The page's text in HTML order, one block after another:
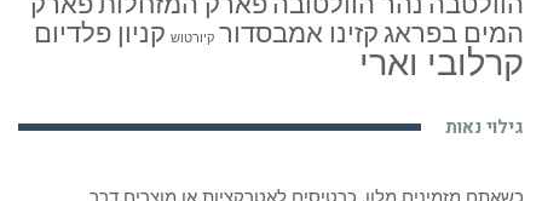
גילוי נאות
הקישורים באתר, אנחנו מקבלים עמלה קטנה מהספקים – לא מכם!
אבל זה ממש עוזר לנו לתחזק את האתר ולהמשיך להביא לכם